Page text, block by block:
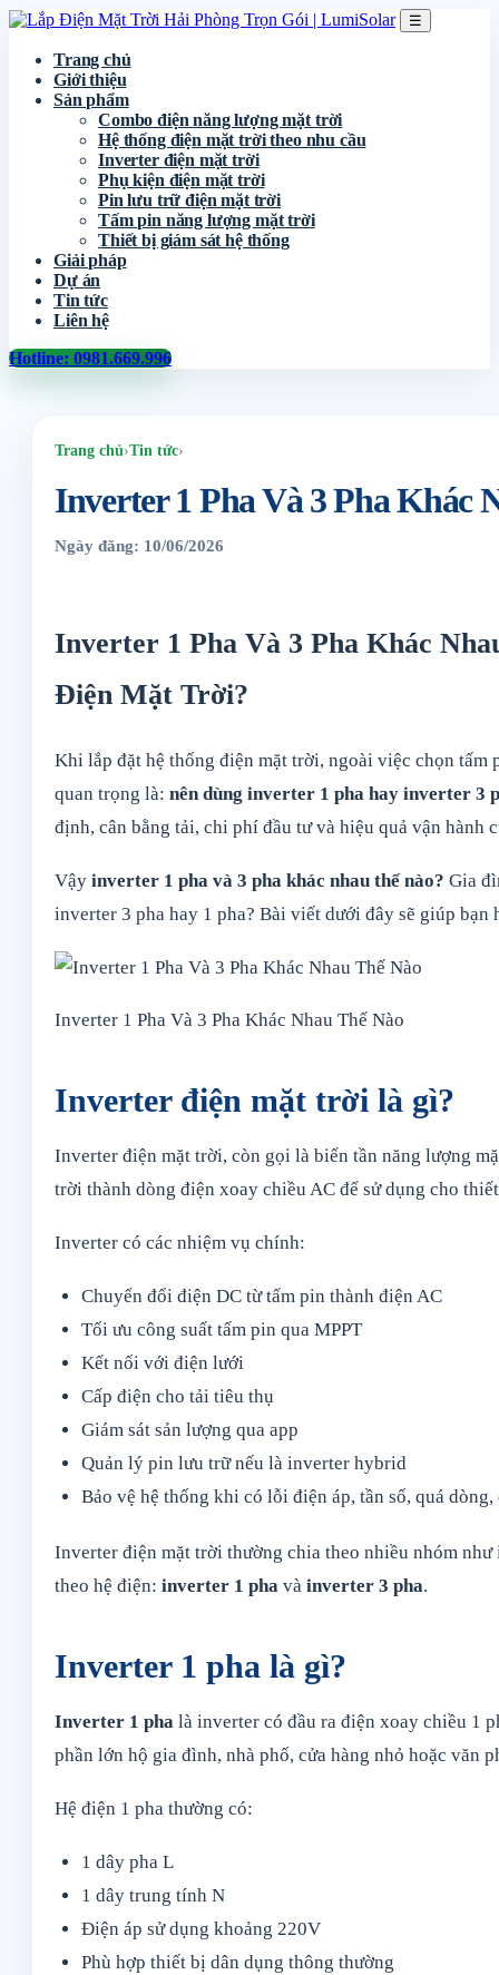
☰
Trang chủ
Giới thiệu
Sản phẩm
Combo điện năng lượng mặt trời
Hệ thống điện mặt trời theo nhu cầu
Inverter điện mặt trời
Phụ kiện điện mặt trời
Pin lưu trữ điện mặt trời
Tấm pin năng lượng mặt trời
Thiết bị giám sát hệ thống
Giải pháp
Dự án
Tin tức
Liên hệ
Hotline: 0981.669.996
Trang chủ›Tin tức›
Inverter 1 Pha Và 3 Pha Khác
Ngày đăng: 10/06/2026
Inverter 1 Pha Và 3 Pha Khác
Điện Mặt Trời?
Khi lắp đặt hệ thống điện mặt trời, ngoài việc chọn
quan trọng là: nên dùng inverter 1 pha hay inverter 3
định, cân bằng tải, chi phí đầu tư và hiệu quả vận hành
Vậy inverter 1 pha và 3 pha khác nhau thế nào? Gia
inverter 3 pha hay 1 pha? Bài viết dưới đây sẽ giúp bạn
Inverter 1 Pha Và 3 Pha Khác Nhau Thế Nào
Inverter điện mặt trời là gì?
Inverter điện mặt trời, còn gọi là biến tần năng lượng
trời thành dòng điện xoay chiều AC để sử dụng cho
Inverter có các nhiệm vụ chính:
Chuyển đổi điện DC từ tấm pin thành điện AC
Tối ưu công suất tấm pin qua MPPT
Kết nối với điện lưới
Cấp điện cho tải tiêu thụ
Giám sát sản lượng qua app
Quản lý pin lưu trữ nếu là inverter hybrid
Bảo vệ hệ thống khi có lỗi điện áp, tần số, quá dòng,
Inverter điện mặt trời thường chia theo nhiều nhóm
theo hệ điện: inverter 1 pha và inverter 3 pha.
Inverter 1 pha là gì?
Inverter 1 pha là inverter có đầu ra điện xoay chiều 1
phần lớn hộ gia đình, nhà phố, cửa hàng nhỏ hoặc văn
Hệ điện 1 pha thường có:
1 dây pha L
1 dây trung tính N
Điện áp sử dụng khoảng 220V
Phù hợp thiết bị dân dụng thông thường